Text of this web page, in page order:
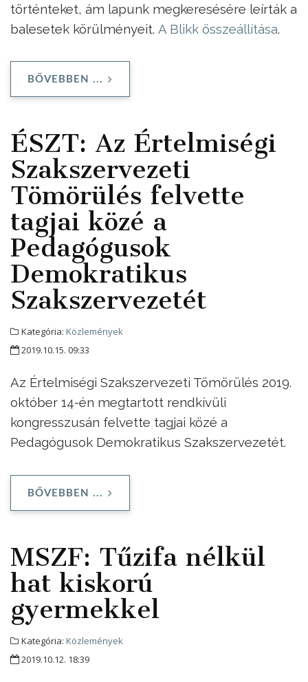
történteket, ám lapunk megkeresésére leírták a
balesetek körülményeit. A Blikk összeállítása.
BŐVEBBEN ...
ÉSZT: Az Értelmiségi
Szakszervezeti
Tömörülés felvette
tagjai közé a
Pedagógusok
Demokratikus
Szakszervezetét
Kategória: Közlemények
2019.10.15. 09:33
Az Értelmiségi Szakszervezeti Tömörülés 2019.
október 14-én megtartott rendkívüli
kongresszusán felvette tagjai közé a
Pedagógusok Demokratikus Szakszervezetét.
BŐVEBBEN ...
MSZF: Tűzifa nélkül
hat kiskorú
gyermekkel
Kategória: Közlemények
2019.10.12. 18:39